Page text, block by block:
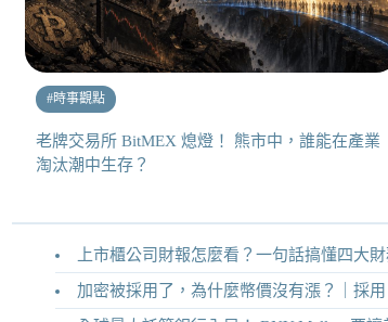
#時事觀點
老牌交易所 BitMEX 熄燈！ 熊市中，誰能在產業
淘汰潮中生存？
上市櫃公司財報怎麼看？一句話搞懂四大財務
加密被採用了，為什麼幣價沒有漲？｜採用、收入與代幣價值